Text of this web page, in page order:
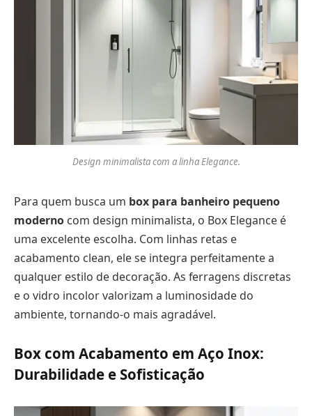
Design minimalista com a linha Elegance.
Para quem busca um box para banheiro pequeno
moderno com design minimalista, o Box Elegance é
uma excelente escolha. Com linhas retas e
acabamento clean, ele se integra perfeitamente a
qualquer estilo de decoração. As ferragens discretas
e o vidro incolor valorizam a luminosidade do
ambiente, tornando-o mais agradável.
Box com Acabamento em Aço Inox:
Durabilidade e Sofisticação